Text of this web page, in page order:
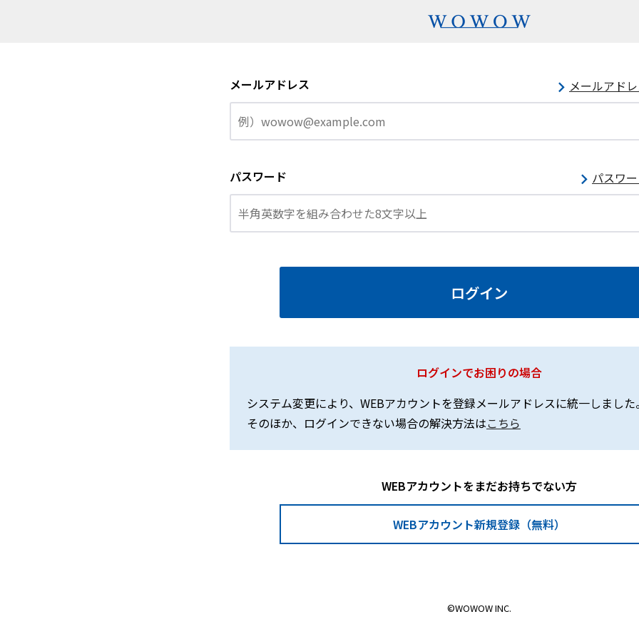
メールアドレス メールアド
パスワード パスワ
ログインでお困りの場合
システム変更により、WEBアカウントを登録メールアドレスに統一しました
そのほか、ログインできない場合の解決方法はこちら
WEBアカウントをまだお持ちでない方
WEBアカウント新規登録（無料）
©WOWOW INC.